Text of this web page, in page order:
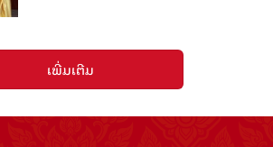
ເພີ່ມເຕີມ